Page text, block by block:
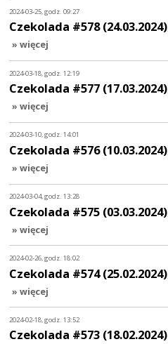
2024-03-25, godz. 09:27
Czekolada #578 (24.03.2024)
» więcej
2024-03-18, godz. 12:19
Czekolada #577 (17.03.2024)
» więcej
2024-03-10, godz. 14:01
Czekolada #576 (10.03.2024)
» więcej
2024-03-04, godz. 13:28
Czekolada #575 (03.03.2024)
» więcej
2024-02-26, godz. 18:02
Czekolada #574 (25.02.2024)
» więcej
2024-02-18, godz. 13:52
Czekolada #573 (18.02.2024)